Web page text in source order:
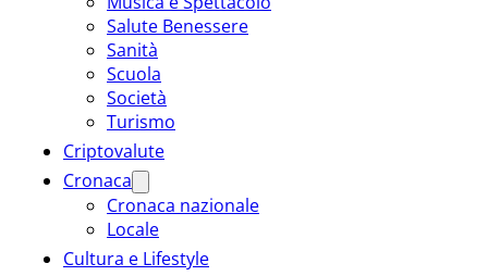
Salute Benessere
Sanità
Scuola
Società
Turismo
Criptovalute
Cronaca
Cronaca nazionale
Locale
Cultura e Lifestyle